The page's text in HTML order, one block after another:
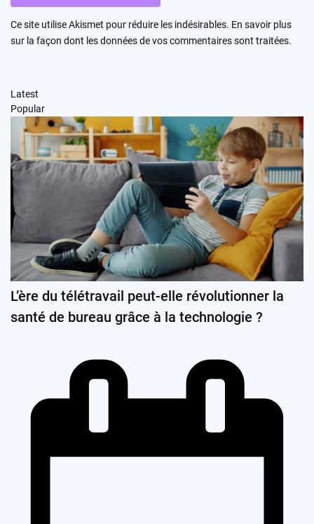
Ce site utilise Akismet pour réduire les indésirables. En savoir plus
sur la façon dont les données de vos commentaires sont traitées.
Latest
Popular
L’ère du télétravail peut-elle révolutionner la
santé de bureau grâce à la technologie ?